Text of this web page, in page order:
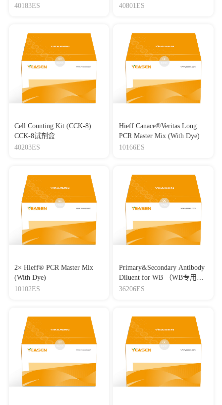
40183ES
Lipo3000转染试剂
40801ES
Cell Counting Kit (CCK-8)
CCK-8试剂盒
40203ES
Hieff Canace®Veritas Long
PCR Master Mix (With Dye)
10166ES
2× Hieff® PCR Master Mix
(With Dye)
10102ES
Primary&Secondary Antibody
Diluent for WB （WB专用一
抗二抗稀释液）
36206ES